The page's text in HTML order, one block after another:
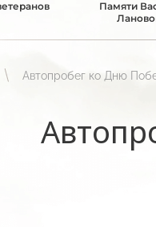
Памяти
Автопробег ко Дню